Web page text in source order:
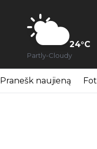
24°C
Partly-Cloudy
Pranešk naujieną